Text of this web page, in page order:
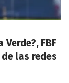
FBF
las redes